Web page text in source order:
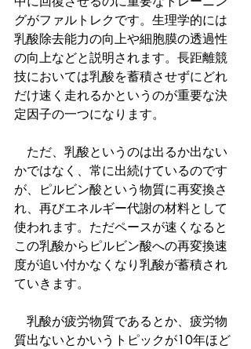
グがファルトレクです。生理学的には
乳酸除去能力の向上や細胞膜の透過性
の向上などと説明されます。長距離競
技においては乳酸を蓄積させずにどれ
だけ速く走れるかというのが重要な決
定因子の一つになります。
ただ、乳酸というのは出るか出ない
かではなく、常に出続けているのです
が、ピルビン酸という物質に再変換さ
れ、再びエネルギー代謝の材料として
使われます。ただペースが速くなると
この乳酸からピルビン酸への再変換速
度が追い付かなくなり乳酸が蓄積され
ていきます。
乳酸が疲労物質であるとか、疲労物
質出ないとかいうトピックが10年ほど